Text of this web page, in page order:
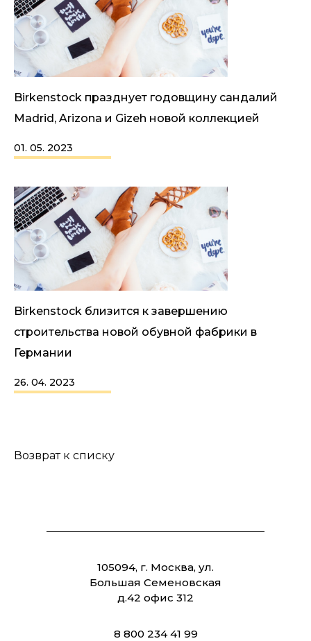
Birkenstock празднует годовщину сандалий
Madrid, Arizona и Gizeh новой коллекцией
01. 05. 2023
Birkenstock близится к завершению
строительства новой обувной фабрики в
Германии
26. 04. 2023
Возврат к списку
105094, г. Москва, ул.
Большая Семеновская
д.42 офис 312
8 800 234 41 99